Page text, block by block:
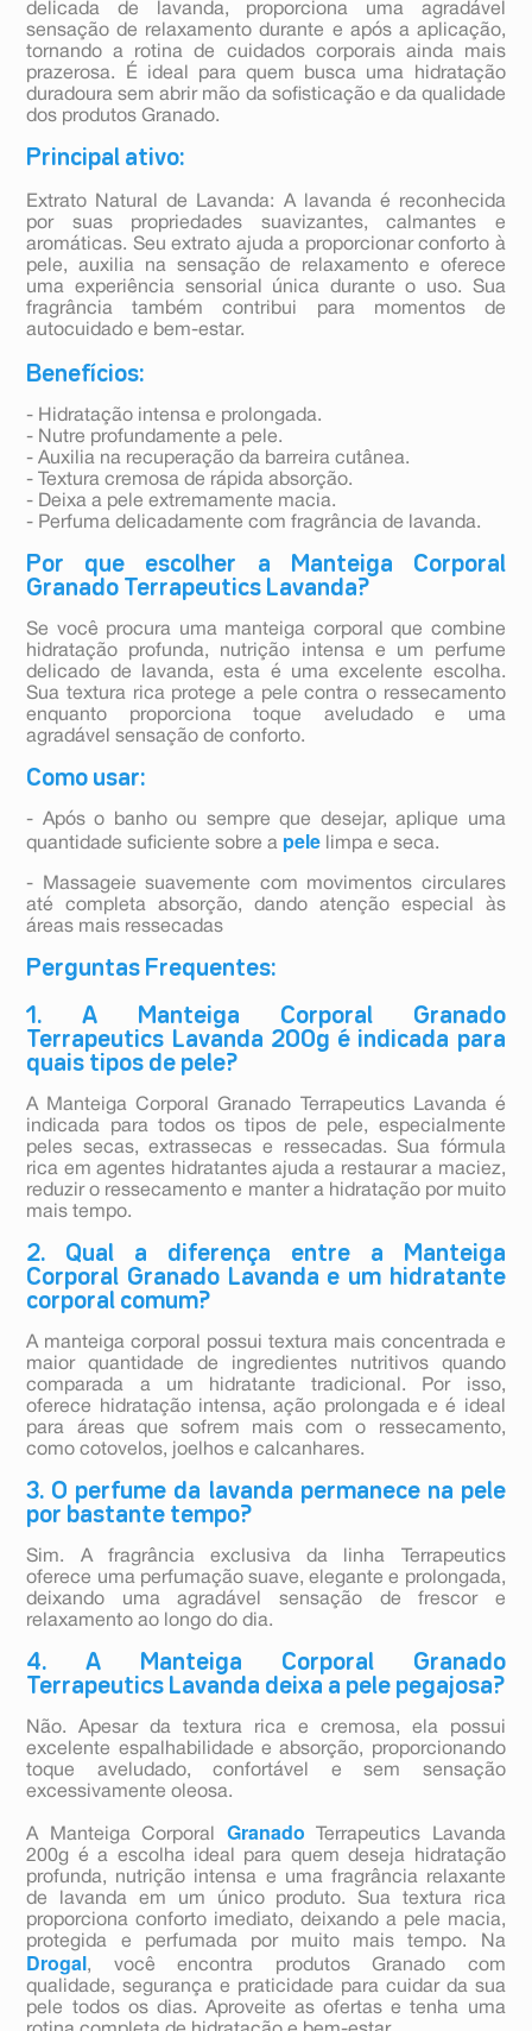
delicada de lavanda, proporciona uma agradável
sensação de relaxamento durante e após a aplicação,
tornando a rotina de cuidados corporais ainda mais
prazerosa. É ideal para quem busca uma hidratação
duradoura sem abrir mão da sofisticação e da qualidade
dos produtos Granado.
Principal ativo:
Extrato Natural de Lavanda: A lavanda é reconhecida
por suas propriedades suavizantes, calmantes e
aromáticas. Seu extrato ajuda a proporcionar conforto à
pele, auxilia na sensação de relaxamento e oferece
uma experiência sensorial única durante o uso. Sua
fragrância também contribui para momentos de
autocuidado e bem-estar.
Benefícios:
- Hidratação intensa e prolongada.
- Nutre profundamente a pele.
- Auxilia na recuperação da barreira cutânea.
- Textura cremosa de rápida absorção.
- Deixa a pele extremamente macia.
- Perfuma delicadamente com fragrância de lavanda.
Por que escolher a Manteiga Corporal
Granado Terrapeutics Lavanda?
Se você procura uma manteiga corporal que combine
hidratação profunda, nutrição intensa e um perfume
delicado de lavanda, esta é uma excelente escolha.
Sua textura rica protege a pele contra o ressecamento
enquanto proporciona toque aveludado e uma
agradável sensação de conforto.
Como usar:
- Após o banho ou sempre que desejar, aplique uma
quantidade suficiente sobre a pele limpa e seca.
- Massageie suavemente com movimentos circulares
até completa absorção, dando atenção especial às
áreas mais ressecadas
Perguntas Frequentes:
1. A Manteiga Corporal Granado
Terrapeutics Lavanda 200g é indicada para
quais tipos de pele?
A Manteiga Corporal Granado Terrapeutics Lavanda é
indicada para todos os tipos de pele, especialmente
peles secas, extrassecas e ressecadas. Sua fórmula
rica em agentes hidratantes ajuda a restaurar a maciez,
reduzir o ressecamento e manter a hidratação por muito
mais tempo.
2. Qual a diferença entre a Manteiga
Corporal Granado Lavanda e um hidratante
corporal comum?
A manteiga corporal possui textura mais concentrada e
maior quantidade de ingredientes nutritivos quando
comparada a um hidratante tradicional. Por isso,
oferece hidratação intensa, ação prolongada e é ideal
para áreas que sofrem mais com o ressecamento,
como cotovelos, joelhos e calcanhares.
3. O perfume da lavanda permanece na pele
por bastante tempo?
Sim. A fragrância exclusiva da linha Terrapeutics
oferece uma perfumação suave, elegante e prolongada,
deixando uma agradável sensação de frescor e
relaxamento ao longo do dia.
4. A Manteiga Corporal Granado
Terrapeutics Lavanda deixa a pele pegajosa?
Não. Apesar da textura rica e cremosa, ela possui
excelente espalhabilidade e absorção, proporcionando
toque aveludado, confortável e sem sensação
excessivamente oleosa.
A Manteiga Corporal Granado Terrapeutics Lavanda
200g é a escolha ideal para quem deseja hidratação
profunda, nutrição intensa e uma fragrância relaxante
de lavanda em um único produto. Sua textura rica
proporciona conforto imediato, deixando a pele macia,
protegida e perfumada por muito mais tempo. Na
Drogal, você encontra produtos Granado com
qualidade, segurança e praticidade para cuidar da sua
pele todos os dias. Aproveite as ofertas e tenha uma